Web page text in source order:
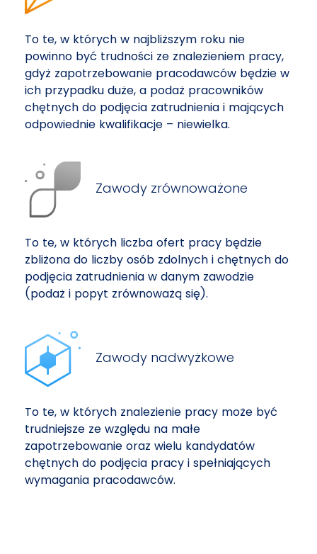
To te, w których w najbliższym roku nie
powinno być trudności ze znalezieniem pracy,
gdyż zapotrzebowanie pracodawców będzie w
ich przypadku duże, a podaż pracowników
chętnych do podjęcia zatrudnienia i mających
odpowiednie kwalifikacje – niewielka.
Zawody zrównoważone
To te, w których liczba ofert pracy będzie
zbliżona do liczby osób zdolnych i chętnych do
podjęcia zatrudnienia w danym zawodzie
(podaż i popyt zrównoważą się).
Zawody nadwyżkowe
To te, w których znalezienie pracy może być
trudniejsze ze względu na małe
zapotrzebowanie oraz wielu kandydatów
chętnych do podjęcia pracy i spełniających
wymagania pracodawców.